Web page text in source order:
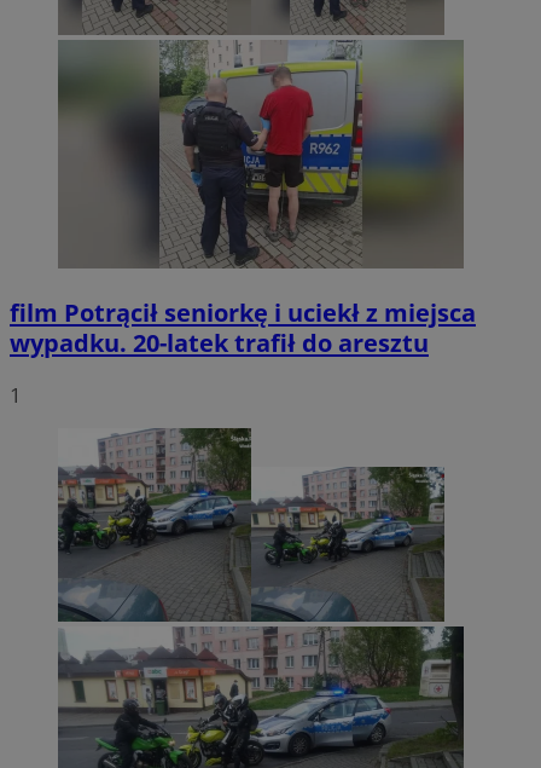
film Potrącił seniorkę i uciekł z miejsca
wypadku. 20-latek trafił do aresztu
1